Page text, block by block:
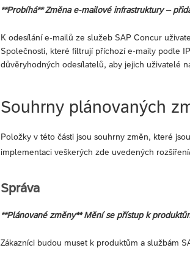
**Probíhá** Změna e-mailové infrastruktury –
K odesílání e-mailů ze služeb SAP Concur
Společnosti, které filtrují příchozí e-maily podle
důvěryhodných odesílatelů, aby jejich uživatelé
Souhrny plánovaných
Položky v této části jsou souhrny změn, které
implementaci veškerých zde uvedených
Správa
**Plánované změny** Mění se přístup k
Zákazníci budou muset k produktům a službám